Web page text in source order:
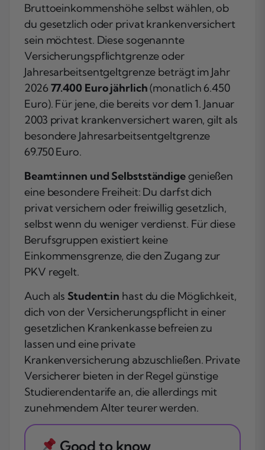
Bruttoeinkommenshöhe selbst wählen, ob
du gesetzlich oder privat krankenversichert
sein möchtest. Diese sogenannte
Versicherungspflichtgrenze oder
Jahresarbeitsentgeltgrenze beträgt im Jahr
202677.400 Euro jährlich(monatlich 6.450
Euro). Für jene, die bereits vor dem 1. Januar
2003 privat krankenversichert waren, gilt als
besondere Jahresarbeitsentgeltgrenze
69.750 Euro.
Beamt:innen und Selbstständigegenießen
eine besondere Freiheit: Du darfst dich
privat versichern oder freiwillig gesetzlich,
selbst wenn du weniger verdienst. Für diese
Berufsgruppen existiert keine
Einkommensgrenze, die den Zugang zur
PKV regelt.
Auch alsStudent:in hast du die Möglichkeit,
dich von der Versicherungspflicht in einer
gesetzlichen Krankenkasse befreien zu
lassen und eine private
Krankenversicherung abzuschließen. Private
Versicherer bieten in der Regel günstige
Studierendentarife an, die allerdings mit
zunehmendem Alter teurer werden.
Good to know